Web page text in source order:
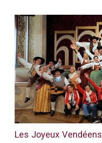
Les Joyeux Vendéens